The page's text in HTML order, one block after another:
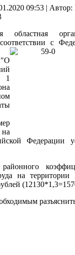
09:53 |
областная
с
Федерации
на территории